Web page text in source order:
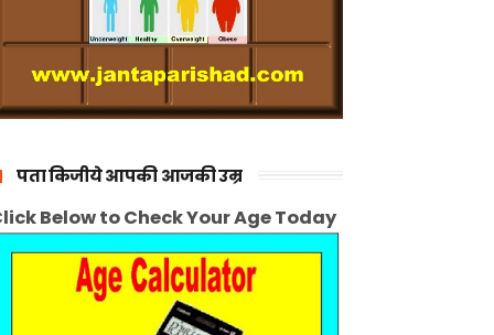
पता किजीये आपकी आजकी उम्र
Below to Check Your Age Today